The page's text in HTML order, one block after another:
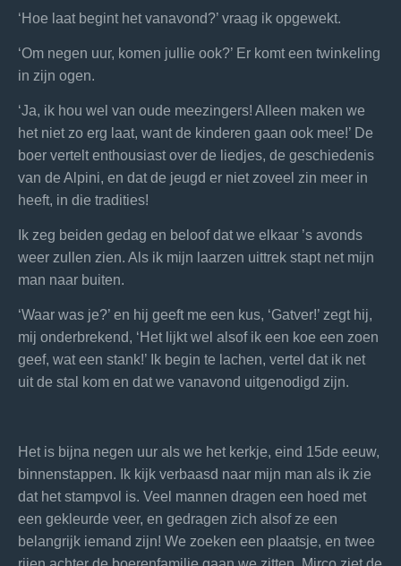
‘Hoe laat begint het vanavond?’ vraag ik opgewekt.
‘Om negen uur, komen jullie ook?’ Er komt een twinkeling
in zijn ogen.
‘Ja, ik hou wel van oude meezingers! Alleen maken we
het niet zo erg laat, want de kinderen gaan ook mee!’ De
boer vertelt enthousiast over de liedjes, de geschiedenis
van de Alpini, en dat de jeugd er niet zoveel zin meer in
heeft, in die tradities!
Ik zeg beiden gedag en beloof dat we elkaar ’s avonds
weer zullen zien. Als ik mijn laarzen uittrek stapt net mijn
man naar buiten.
‘Waar was je?’ en hij geeft me een kus, ‘Gatver!’ zegt hij,
mij onderbrekend, ‘Het lijkt wel alsof ik een koe een zoen
geef, wat een stank!’ Ik begin te lachen, vertel dat ik net
uit de stal kom en dat we vanavond uitgenodigd zijn.
Het is bijna negen uur als we het kerkje, eind 15de eeuw,
binnenstappen. Ik kijk verbaasd naar mijn man als ik zie
dat het stampvol is. Veel mannen dragen een hoed met
een gekleurde veer, en gedragen zich alsof ze een
belangrijk iemand zijn! We zoeken een plaatsje, en twee